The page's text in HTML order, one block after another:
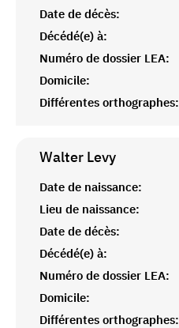
Date de décès:
Décédé(e) à:
Numéro de dossier LEA:
Domicile:
Différentes orthographes:
Walter Levy
Date de naissance:
Lieu de naissance:
Date de décès:
Décédé(e) à:
Numéro de dossier LEA:
Domicile:
Différentes orthographes: